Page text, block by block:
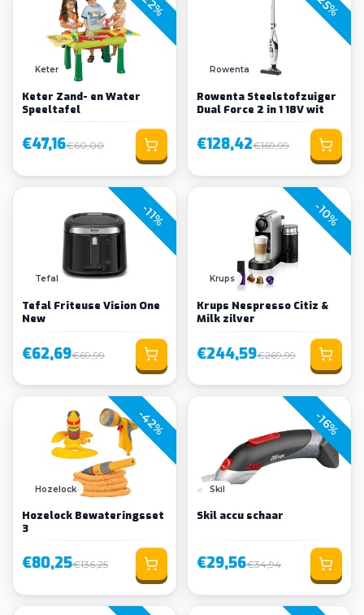
Keter
Keter Zand- en Water
Speeltafel
€47,16€60,00
Rowenta
Rowenta Steelstofzuiger
Dual Force 2 in 1 18V wit
€128,42€169,99
-11%
Tefal
Tefal Friteuse Vision One
New
€62,69€69,99
-10%
Krups
Krups Nespresso Citiz &
Milk zilver
€244,59€269,99
-42%
Hozelock
Hozelock Bewateringsset
3
€80,25€136,25
-16%
Skil
Skil accu schaar
€29,56€34,94